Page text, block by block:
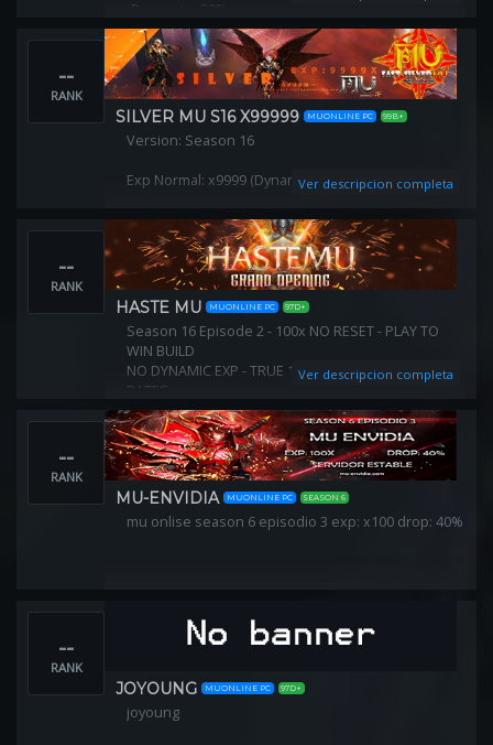
-Drop rate: 20%
-Maximum ML: 220
Maximum Excellent Option: 1
380 item: currently unavailable
Socket: currently unavailable
Guild Level Creation: 300
Maximum Client: 5
--
RANK
SILVER MU S16 X99999 MUONLINE PC 99B+
Version: Season 16
Exp Normal: x9999 (Dynamic)
Exp Master: x7000 (Dynamic)
Exp Majestic: x5000 (Dynamic)
Drop Item: 75%
Dificultad: FAST
Tipo: Rebirth (RESET)
Ver descripcion completa
--
RANK
HASTE MU MUONLINE PC 97D+
Season 16 Episode 2 - 100x NO RESET - PLAY TO
WIN BUILD
NO DYNAMIC EXP - TRUE 100X - MEDIUM DROP
RATES
Unique Moss Exchange System, NO BOX DROPS!
Pickup everything from the ground. COMIN UP
SOON!
Ver descripcion completa
--
RANK
MU-ENVIDIA MUONLINE PC SEASON 6
mu onlise season 6 episodio 3 exp: x100 drop: 40%
--
RANK
JOYOUNG MUONLINE PC 97D+
joyoung